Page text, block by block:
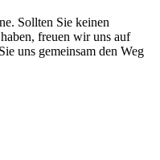
Sollten Sie keinen
freuen wir uns auf
uns gemeinsam den Weg